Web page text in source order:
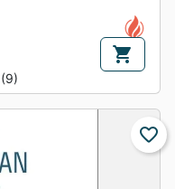
shopping_cart
(9)
favorite_border